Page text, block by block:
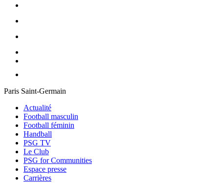
Paris Saint-Germain
Actualité
Football masculin
Football féminin
Handball
PSG TV
Le Club
PSG for Communities
Espace presse
Carrières